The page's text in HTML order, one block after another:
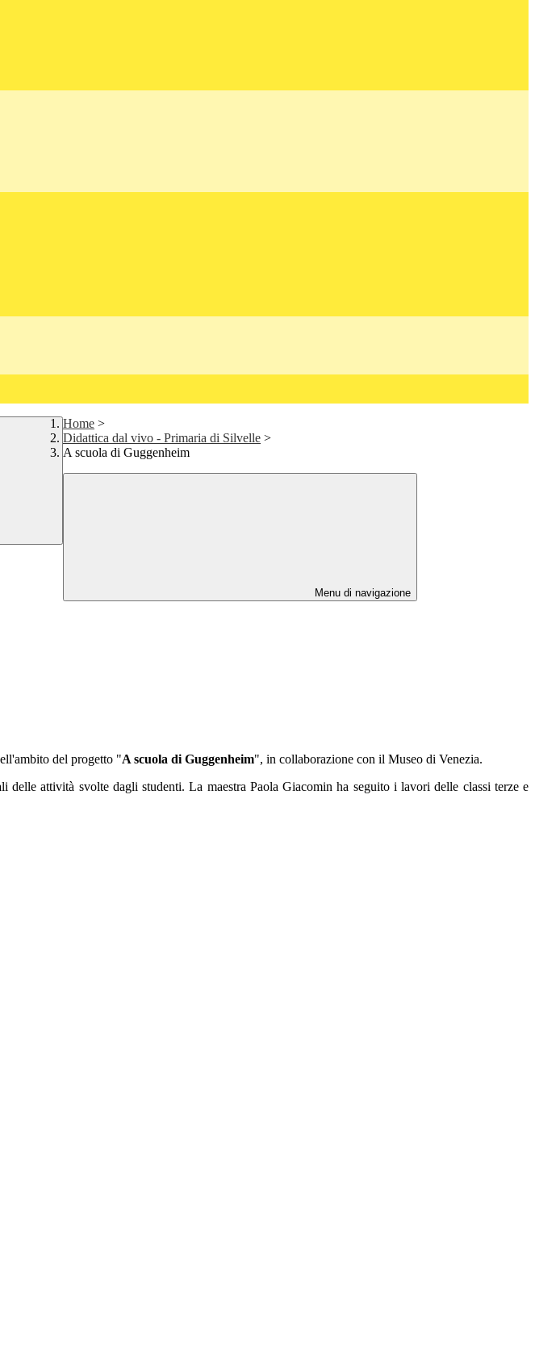
Home >
Didattica dal vivo - Primaria di Silvelle >
A scuola di Guggenheim
Menu di navigazione
del progetto "A scuola di Guggenheim", in collaborazione con il Museo di Venezia.
attività svolte dagli studenti. La maestra Paola Giacomin ha seguito i lavori delle classi terze e